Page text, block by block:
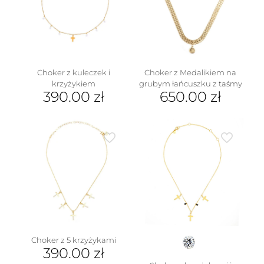
Choker z kuleczek i
krzyżykiem
390.00 zł
Choker z Medalikiem na
grubym łańcuszku z taśmy
650.00 zł
Choker z 5 krzyżykami
390.00 zł